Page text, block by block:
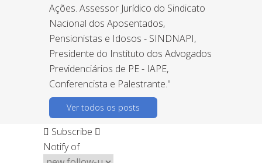
Ações. Assessor Jurídico do Sindicato
Nacional dos Aposentados,
Pensionistas e Idosos - SINDNAPI,
Presidente do Instituto dos Advogados
Previdenciários de PE - IAPE,
Conferencista e Palestrante."
Ver todos os posts
Subscribe
Notify of